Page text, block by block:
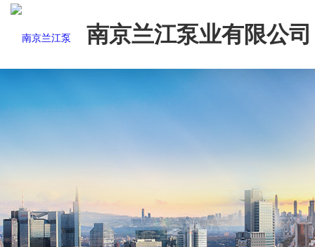
南京兰江泵业有限公司